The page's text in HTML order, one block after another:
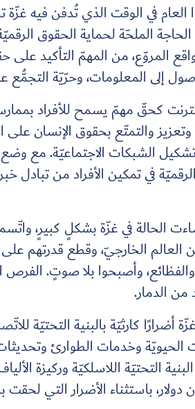
في الوقت الذي تُدفن فيه
الملحّة لحماية الحقوق
من المهمّ التأكيد على
إلى المعلومات، وحرّيّة التجمُّع
والتمتّع بحقوق الإنسان على
الشبكات الاجتماعيّة.
الرقميّة في تمكين الأفراد من
الحالة في غزّة بشكلٍ كبيرٍ،
الخارجيّ، وقطع قدرتهم
وأصبحوا بلا صوتٍ.
من الدمار.
أضرارًا كارثيّة بالبنية التحتيّة
وخدمات الطوارئ